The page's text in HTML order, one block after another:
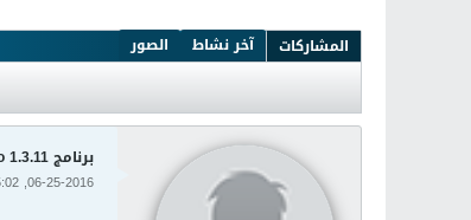
المشاركات آخر نشاط الصور
برنامج Bitwig Studio 1.3.11لتعديل وتحرير ملفات الميديا
06-25-2016, 05:02 AM